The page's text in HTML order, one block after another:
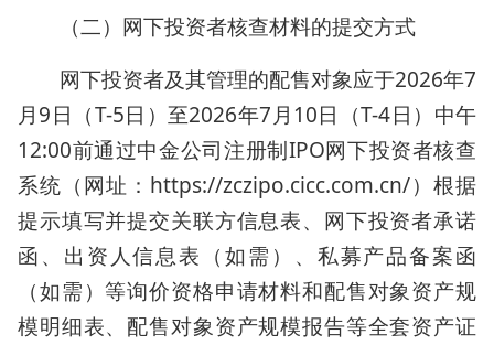
（二）网下投资者核查材料的提交方式
网下投资者及其管理的配售对象应于2026年7
月9日（T-5日）至2026年7月10日（T-4日）中午
12:00前通过中金公司注册制IPO网下投资者核查
系统（网址：https://zczipo.cicc.com.cn/）根据
提示填写并提交关联方信息表、网下投资者承诺
函、出资人信息表（如需）、私募产品备案函
（如需）等询价资格申请材料和配售对象资产规
模明细表、配售对象资产规模报告等全套资产证